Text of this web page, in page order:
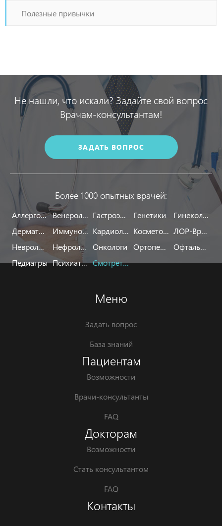
Полезные привычки
Не нашли, что искали? Задайте свой вопрос
Врачам-консультантам!
ЗАДАТЬ ВОПРОС
Более 1000 опытных врачей:
Аллергологи Венерологи Гастроэнтерологи Генетики
Гинекологи
Дерматологи
Иммунологи Кардиологи Косметологи
ЛОР-Врачи
Неврологи
Нефрологи Онкологи Ортопеды
Офтальмологи
Педиатры
Психиатры Смотреть все
Меню
Задать вопрос
База знаний
Пациентам
Возможности
Врачи-консультанты
FAQ
Докторам
Возможности
Стать консультантом
FAQ
Контакты